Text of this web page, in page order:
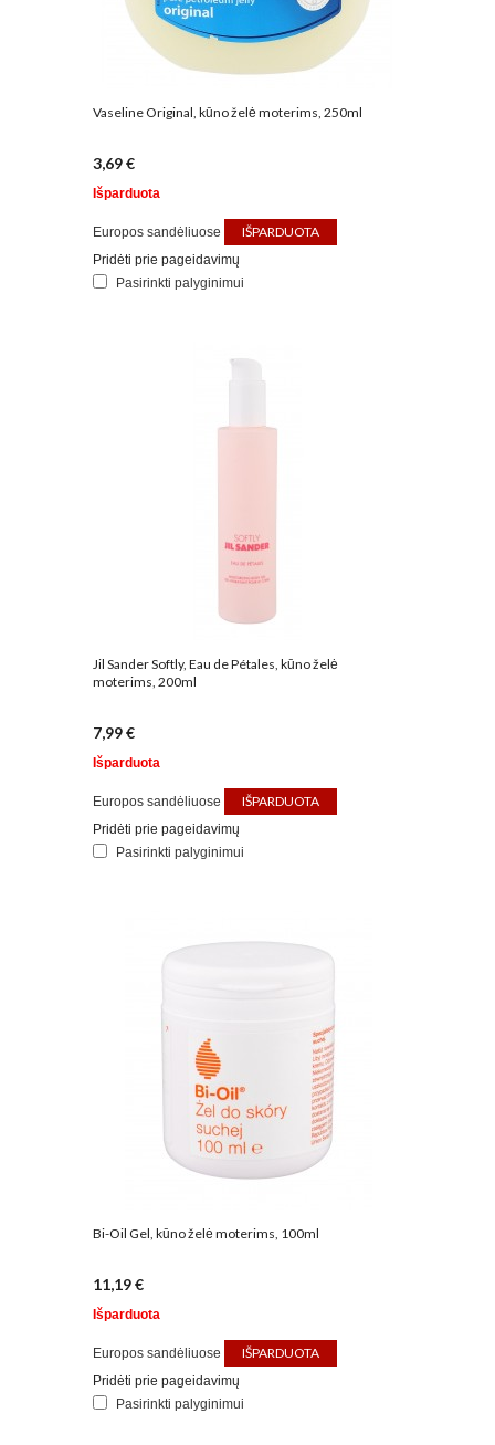
Vaseline Original, kūno želė moterims, 250ml
3,69 €
Išparduota
Europos sandėliuose IŠPARDUOTA
Pridėti prie pageidavimų
Pasirinkti palyginimui
Jil Sander Softly, Eau de Pétales, kūno želė
moterims, 200ml
7,99 €
Išparduota
Europos sandėliuose IŠPARDUOTA
Pridėti prie pageidavimų
Pasirinkti palyginimui
Bi-Oil Gel, kūno želė moterims, 100ml
11,19 €
Išparduota
Europos sandėliuose IŠPARDUOTA
Pridėti prie pageidavimų
Pasirinkti palyginimui